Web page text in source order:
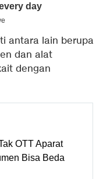
antara lain berupa
dan alat
dengan
OTT Aparat
Bisa Beda